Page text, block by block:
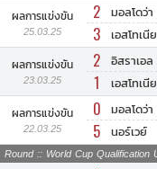
ผลการแข่งขัน
25.03.25
2 มอลโดว่า
3 เอสโทเนีย
ผลการแข่งขัน
23.03.25
2 อิสราเอล
1 เอสโทเนีย
ผลการแข่งขัน
22.03.25
0 มอลโดว่า
5 นอร์เวย์